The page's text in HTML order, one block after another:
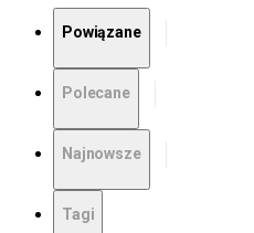
Powiązane
Polecane
Najnowsze
Tagi